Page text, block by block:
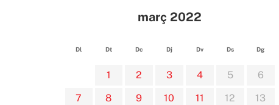
març 2022
Dl Dt Dc Dj Dv Ds Dg
1 2 3 4 5
6
7
8 9 10 11 12
13